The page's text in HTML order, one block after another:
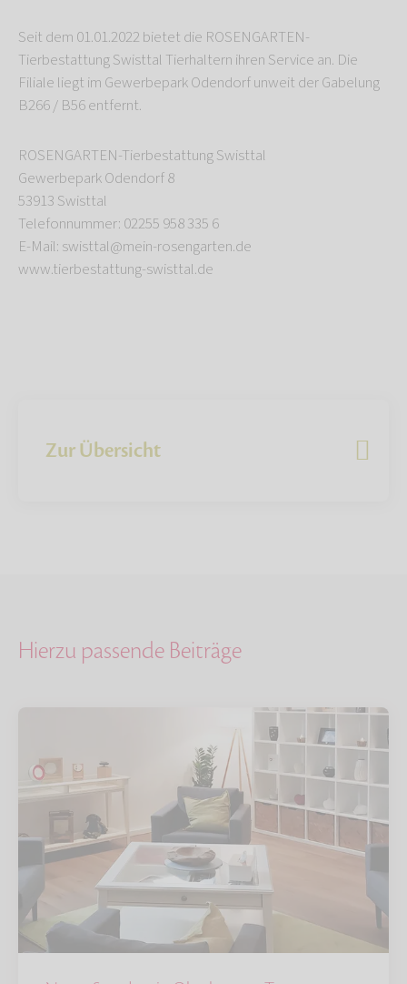
Seit dem 01.01.2022 bietet die ROSENGARTEN-
Tierbestattung Swisttal Tierhaltern ihren Service an. Die
Filiale liegt im Gewerbepark Odendorf unweit der Gabelung
B266 / B56 entfernt.
ROSENGARTEN-Tierbestattung Swisttal
Gewerbepark Odendorf 8
53913 Swisttal
Telefonnummer: 02255 958 335 6
E-Mail: swisttal@mein-rosengarten.de
www.tierbestattung-swisttal.de
Zur Übersicht
Hierzu passende Beiträge